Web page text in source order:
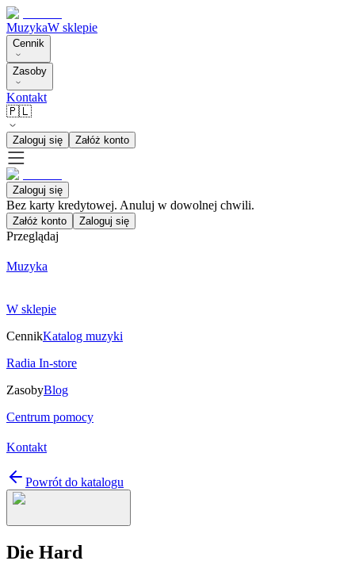
MuzykaW sklepie
Cennik
Zasoby
Kontakt
🇵🇱
Zaloguj się Załóż konto
Zaloguj się
Bez karty kredytowej. Anuluj w dowolnej chwili.
Załóż konto Zaloguj się
Przeglądaj
Muzyka
W sklepie
CennikKatalog muzyki
Radia In-store
ZasobyBlog
Centrum pomocy
Kontakt
Powrót do katalogu
Die Hard